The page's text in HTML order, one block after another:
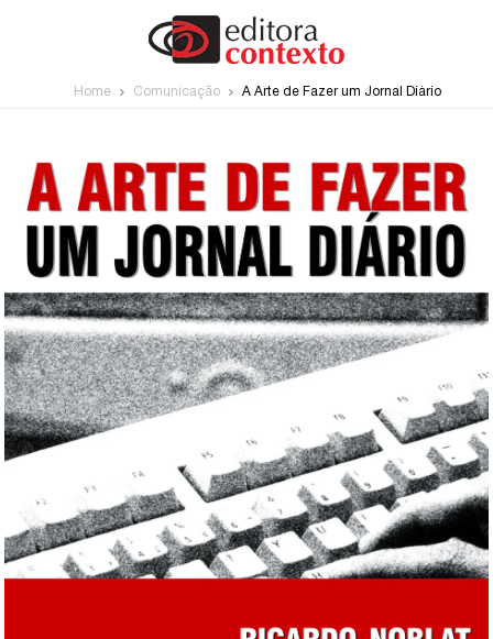
Home Comunicação A Arte de Fazer um Jornal Diário